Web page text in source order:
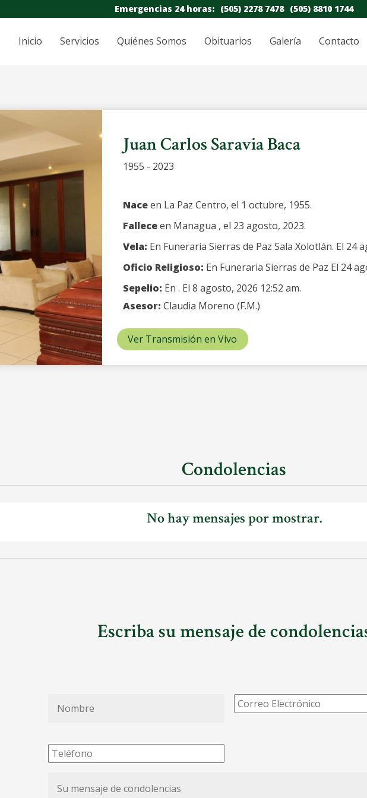
Emergencias 24 horas: (505) 2278 7478 (505) 8810 1744
Inicio Servicios Quiénes Somos Obituarios Galería Contacto
Juan Carlos Saravia Baca
1955 - 2023
Naceen La Paz Centro, el 1 octubre, 1955.
Falleceen Managua , el 23 agosto, 2023.
Vela: En Funeraria Sierras de Paz Sala Xolotlán. El 24
Oficio Religioso: En Funeraria Sierras de Paz El 24
Sepelio: En . El 8 agosto, 2026 12:52 am.
Asesor: Claudia Moreno (F.M.)
Ver Transmisión en Vivo
Condolencias
No hay mensajes por mostrar.
Escriba su mensaje de
Electrónico *
mensaje